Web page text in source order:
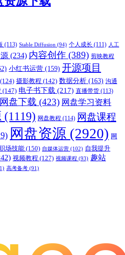
(113) Stable Diffusion (94) 个人成长 (111) 人工
(234) 内容创作 (389) 剪映教程
小红书运营 (159) 开源项目
(124) 摄影教程 (142) 数据分析 (163) 沟通
(147) 电子书下载 (217) 直播带货 (113)
网盘下载 (423) 网盘学习资料
(1119) 网盘教程 (114) 网盘课程
网盘资源 (2920) 网
场技能 (150) 自媒体运营 (102) 自我提升
视频教程 (127) 视频课程 (93) 趣站
高考备考 (91)